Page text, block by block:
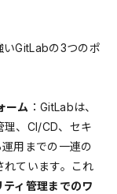
いGitLabの3つのポ
ーム ：GitLabは、
理、CI/CD、セキ
用までの一連の
ています。これ
ィ管理までのワ